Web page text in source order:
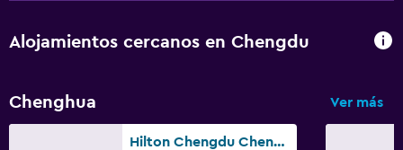
Alojamientos cercanos en Chengdu
Chenghua Ver más
Hilton Chengdu Chenghua